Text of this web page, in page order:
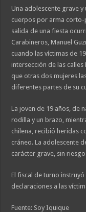
Una adolescente grave
cuerpos por arma corto-
salida de una fiesta
Carabineros, Manuel
cuando las víctimas de
intersección de las
que otras dos mujeres
diferentes partes de su
La joven de 19 años, de
rodilla y un brazo,
chilena, recibió heridas
cráneo. La adolescente
carácter grave, sin
El fiscal de turno
declaraciones a las
Fuente: Soy Iquique